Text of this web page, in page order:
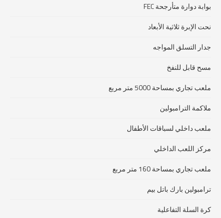
بوابة دوارة متأرجحة FEC
نحت الإبرة ثلاثية الأبعاد
جدار التسلق المواجه
مسح قابل للنفخ
ملعب تجاري بمساحة 5000 متر مربع
ملاكمة الترامبولين
ملعب داخلي لسباقات الأطفال
مركز اللعب الداخلي
ملعب تجاري بمساحة 160 متر مربع
ترامبولين بارك باتل بيم
كرة السلة التفاعلية